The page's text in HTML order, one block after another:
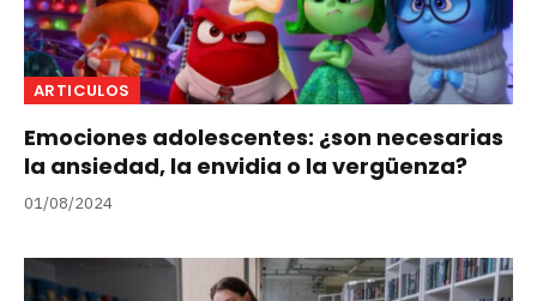
ARTICULOS
Emociones adolescentes: ¿son necesarias
la ansiedad, la envidia o la vergüenza?
01/08/2024